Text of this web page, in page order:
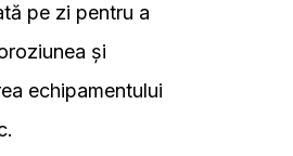
pe zi pentru a
și
echipamentului